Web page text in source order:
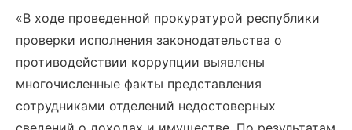
«В ходе проведенной прокуратурой республики
проверки исполнения законодательства о
противодействии коррупции выявлены
многочисленные факты представления
сотрудниками отделений недостоверных